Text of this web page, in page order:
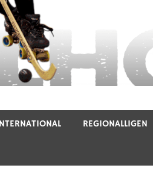
REGIONALLIGEN